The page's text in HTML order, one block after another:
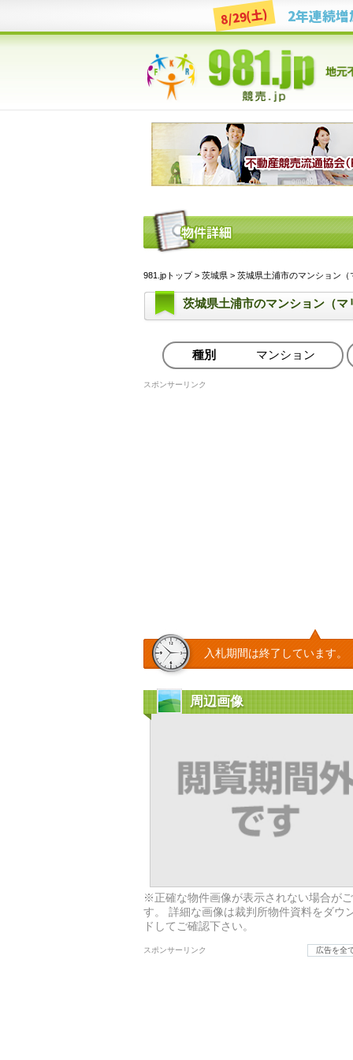
8/29(土)
981.jpトップ> 茨城県 > 茨城県土浦市のマンション
茨城県土浦市のマンション（
種別 マンション
スポンサーリンク
入札期間は終了しています。
周辺画像
※正確な物件画像が表示されない場合が
す。 詳細な画像は裁判所物件資料をダウ
ドしてご確認下さい。
スポンサーリンク 広告を全